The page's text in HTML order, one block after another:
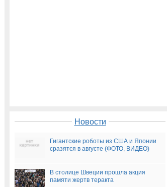
Новости
Гигантские роботы из США и Японии
сразятся в августе (ФОТО, ВИДЕО)
В столице Швеции прошла акция
памяти жертв теракта